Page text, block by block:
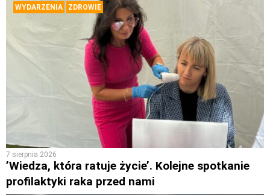
WYDARZENIA ZDROWIE
7 sierpnia 2026
’Wiedza, która ratuje życie’. Kolejne spotkanie
profilaktyki raka przed nami